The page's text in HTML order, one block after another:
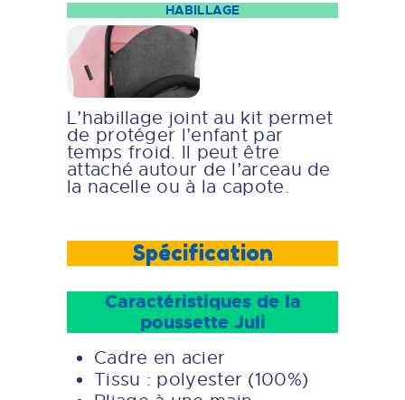
HABILLAGE
L’habillage joint au kit permet
de protéger l’enfant par
temps froid. Il peut être
attaché autour de l’arceau de
la nacelle ou à la capote.
Spécification
Caractéristiques de la
poussette Juli
Cadre en acier
Tissu : polyester (100%)